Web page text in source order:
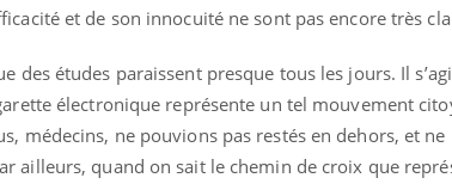
et de son innocuité ne sont pas encore très
des études paraissent presque tous les jours. Il
électronique représente un tel mouvement
médecins, ne pouvions pas restés en dehors, et
ailleurs, quand on sait le chemin de croix que